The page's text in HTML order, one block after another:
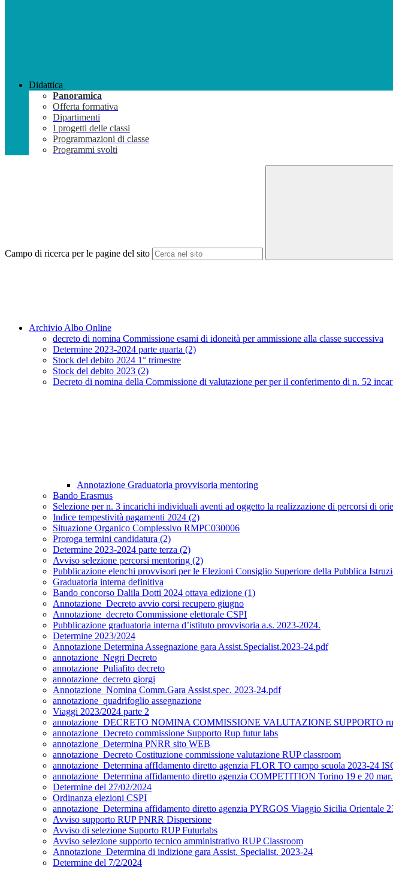
Didattica
Panoramica
Offerta formativa
Dipartimenti
I progetti delle classi
Programmazioni di classe
Programmi svolti
Campo di ricerca per le pagine del sito
Archivio Albo Online
decreto di nomina Commissione esami di idoneità per ammissione alla classe successiva
Determine 2023-2024 parte quarta (2)
Stock del debito 2024 1° trimestre
Stock del debito 2023 (2)
Decreto di nomina della Commissione di valutazione per per il conferimento di n. 52
Annotazione Graduatoria provvisoria mentoring
Bando Erasmus
Selezione per n. 3 incarichi individuali aventi ad oggetto la realizzazione di percorsi di
Indice tempestività pagamenti 2024 (2)
Situazione Organico Complessivo RMPC030006
Proroga termini candidatura (2)
Determine 2023-2024 parte terza (2)
Avviso selezione percorsi mentoring (2)
Pubblicazione elenchi provvisori per le Elezioni Consiglio Superiore della Pubblica
Graduatoria interna definitiva
Bando concorso Dalila Dotti 2024 ottava edizione (1)
Annotazione_Decreto avvio corsi recupero giugno
Annotazione_decreto Commissione elettorale CSPI
Pubblicazione graduatoria interna d’istituto provvisoria a.s. 2023-2024.
Determine 2023/2024
Annotazione Determina Assegnazione gara Assist.Specialist.2023-24.pdf
annotazione_Negri Decreto
annotazione_Puliafito decreto
annotazione_decreto giorgi
Annotazione_Nomina Comm.Gara Assist.spec. 2023-24.pdf
annotazione_quadrifoglio assegnazione
Viaggi 2023/2024 parte 2
annotazione_DECRETO NOMINA COMMISSIONE VALUTAZIONE SUPPORTO
annotazione_Decreto commissione Supporto Rup futur labs
annotazione_Determina PNRR sito WEB
annotazione_Decreto Costituzione commissione valutazione RUP classroom
annotazione_Determina affIdamento diretto agenzia FLOR TO campo scuola 2023-24
annotazione_Determina affidamento diretto agenzia COMPETITION Torino 19 e 20
Determine del 27/02/2024
Ordinanza elezioni CSPI
annotazione_Determina affidamento diretto agenzia PYRGOS Viaggio Sicilia Orientale
Avviso supporto RUP PNRR Dispersione
Avviso di selezione Suporto RUP Futurlabs
Avviso selezione supporto tecnico amministrativo RUP Classroom
Annotazione_Determina di indizione gara Assist. Specialist. 2023-24
Determine del 7/2/2024